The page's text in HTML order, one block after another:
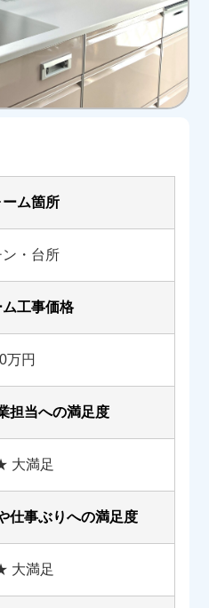
ーム箇所
・台所
ム工事価格
万円
担当への満足度
満足
仕事ぶりへの満足度
満足